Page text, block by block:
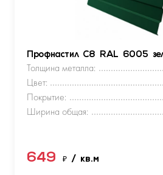
Профнастил С8 RAL 6005
Толщина металла:
Цвет:
Покрытие:
Ширина общая:
649 ₽ / кв.м